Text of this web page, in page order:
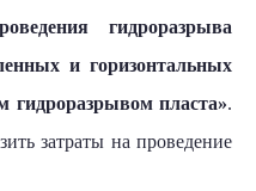
гидроразрыва
и горизонтальных
гидроразрывом пласта».
затраты на проведение